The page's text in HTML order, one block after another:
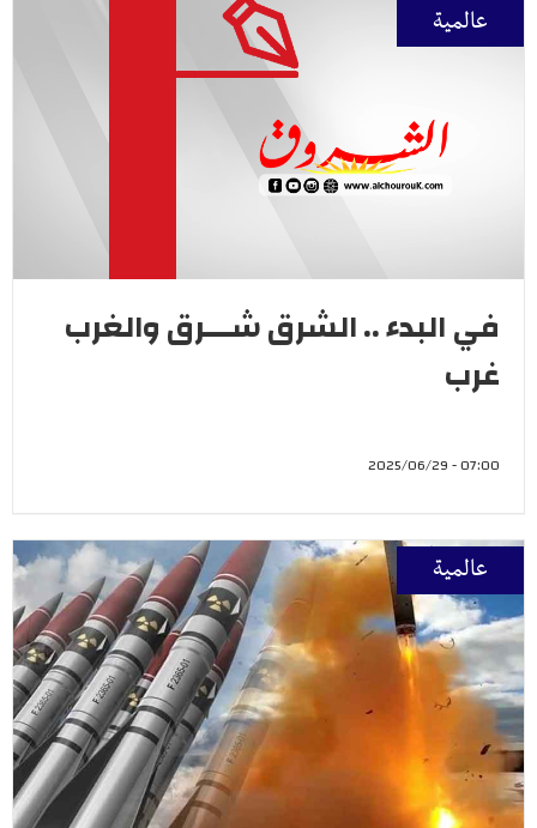
عالمية
في البدء .. الشرق شـــرق والغرب
غرب
07:00 - 2025/06/29
عالمية